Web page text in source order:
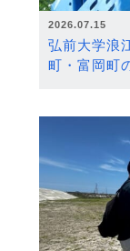
2026.07.15
弘前大学浪
町・富岡町